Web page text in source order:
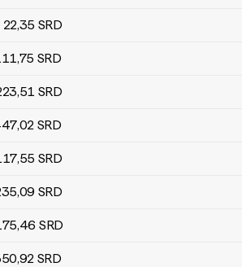
Herzegowina zu Suriname-Dollar
22,35 SRD
,75 SRD
,51 SRD
,02 SRD
,55 SRD
,09 SRD
,46 SRD
,92 SRD